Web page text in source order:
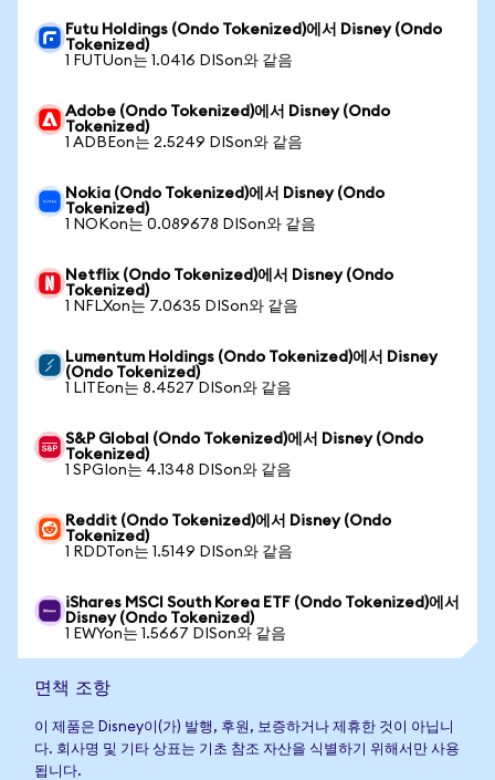
Futu Holdings (Ondo Tokenized)에서 Disney (Ondo
Tokenized)
1 FUTUon는 1.0416 DISon와 같음
Adobe (Ondo Tokenized)에서 Disney (Ondo
Tokenized)
1 ADBEon는 2.5249 DISon와 같음
Nokia (Ondo Tokenized)에서 Disney (Ondo
Tokenized)
1 NOKon는 0.089678 DISon와 같음
Netflix (Ondo Tokenized)에서 Disney (Ondo
Tokenized)
1 NFLXon는 7.0635 DISon와 같음
Lumentum Holdings (Ondo Tokenized)에서 Disney
(Ondo Tokenized)
1 LITEon는 8.4527 DISon와 같음
S&P Global (Ondo Tokenized)에서 Disney (Ondo
Tokenized)
1 SPGIon는 4.1348 DISon와 같음
Reddit (Ondo Tokenized)에서 Disney (Ondo
Tokenized)
1 RDDTon는 1.5149 DISon와 같음
iShares MSCI South Korea ETF (Ondo Tokenized)에서
Disney (Ondo Tokenized)
1 EWYon는 1.5667 DISon와 같음
면책 조항
이 제품은 Disney이(가) 발행, 후원, 보증하거나 제휴한 것이 아닙니
다. 회사명 및 기타 상표는 기초 참조 자산을 식별하기 위해서만 사용
됩니다.